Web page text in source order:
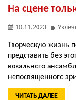
На сцене
10.11.2023
Творческую жизнь
представить без
вокального
непосвященного
ЧИТАТЬ ДАЛЕЕ